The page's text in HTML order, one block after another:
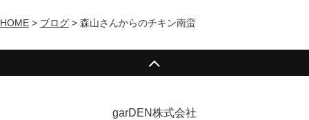
HOME > ブログ > 森山さんからのチキン南蛮
garDEN株式会社